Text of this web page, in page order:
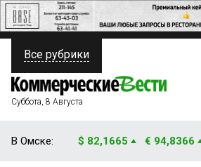
ПОЛИТИКА
ФИНАНСЫ
Все рубрики
Суббота, 8 Августа
В Омске: $ 82,1665 € 94,8366